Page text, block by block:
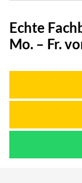
Echte
Mo. – Fr.